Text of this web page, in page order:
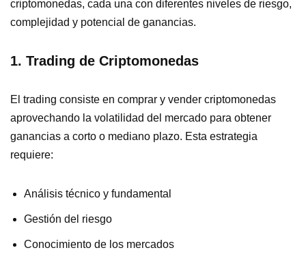
criptomonedas, cada una con diferentes niveles de riesgo,
complejidad y potencial de ganancias.
1. Trading de Criptomonedas
El trading consiste en comprar y vender criptomonedas
aprovechando la volatilidad del mercado para obtener
ganancias a corto o mediano plazo. Esta estrategia
requiere:
Análisis técnico y fundamental
Gestión del riesgo
Conocimiento de los mercados